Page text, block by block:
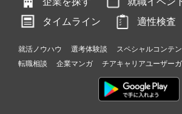
タイムライン
適性検査
就活ノウハウ 選考体験談 スペシャルコンテ
転職相談
企業マンガ チアキャリアユーザー